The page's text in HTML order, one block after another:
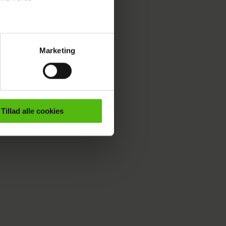
Vi indsamler data
Marketing
Tillad alle cookies
er tilbage på
Sørens største gave